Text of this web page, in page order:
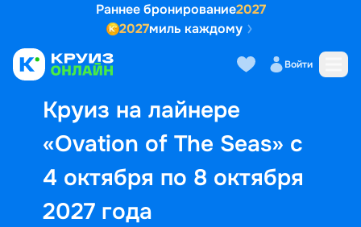
Раннее бронирование2027
2027миль каждому
Войти
Круиз на лайнере
«Ovation of The Seas» с
4 октября по 8 октября
2027 года
Выбор кают Маршрут и